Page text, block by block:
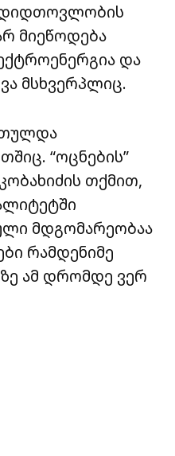
დიდთოვლობის
მიეწოდება
და
მსხვერპლიც.
“ოცნების”
თქმით,
მდგომარეობაა
რამდენიმე
ამ დრომდე ვერ